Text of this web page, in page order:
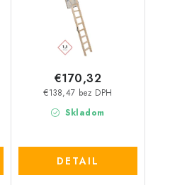
Skladom
€138,47 bez DPH
€170,32
DETAIL